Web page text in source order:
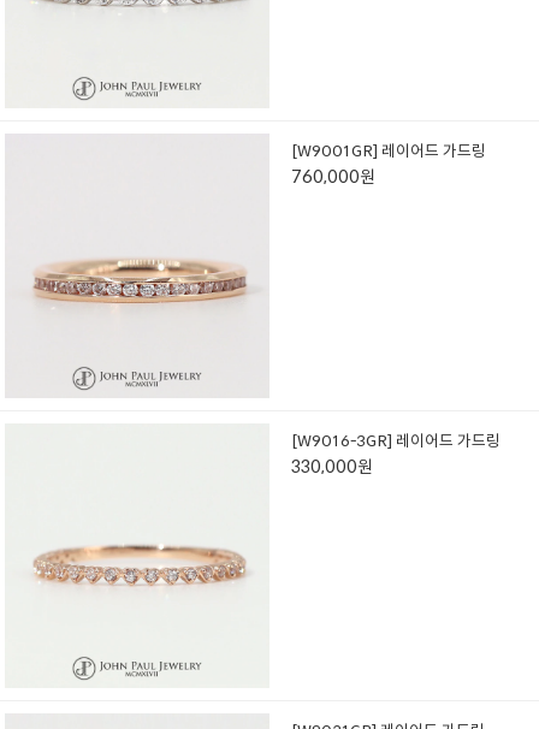
[W9001GR] 레이어드 가드링
760,000원
[W9016-3GR] 레이어드 가드링
330,000원